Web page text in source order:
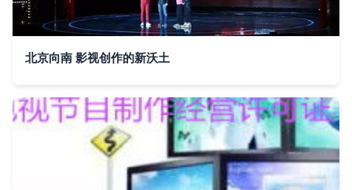
北京向南 影视创作的新沃土